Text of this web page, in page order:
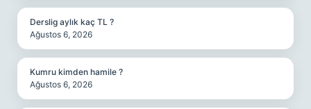
Derslig aylık kaç TL ?
Ağustos 6, 2026
Kumru kimden hamile ?
Ağustos 6, 2026